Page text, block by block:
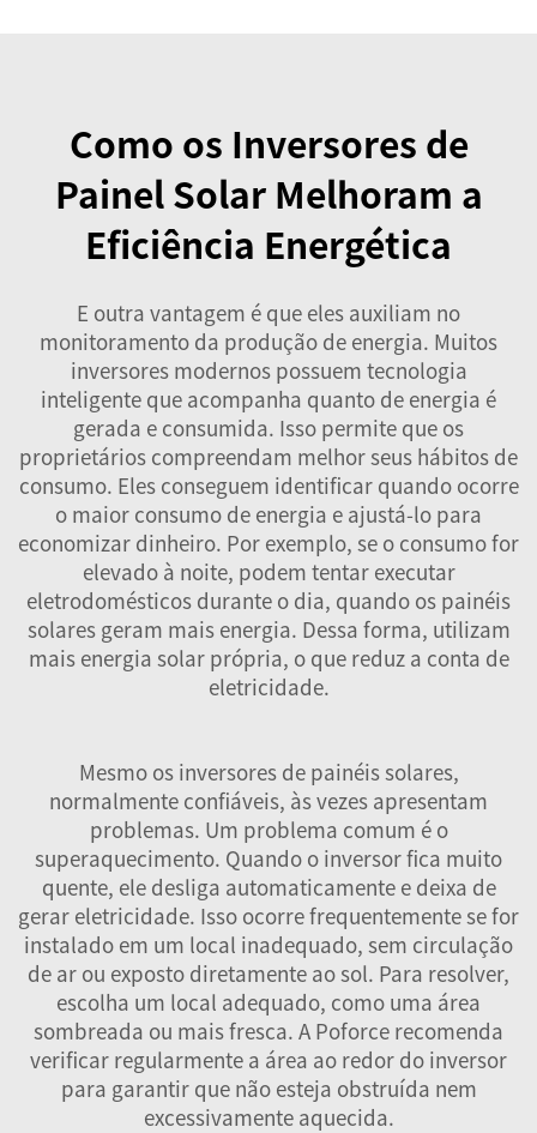
Como os Inversores de
Painel Solar Melhoram a
Eficiência Energética
E outra vantagem é que eles auxiliam no
monitoramento da produção de energia. Muitos
inversores modernos possuem tecnologia
inteligente que acompanha quanto de energia é
gerada e consumida. Isso permite que os
proprietários compreendam melhor seus hábitos de
consumo. Eles conseguem identificar quando ocorre
o maior consumo de energia e ajustá-lo para
economizar dinheiro. Por exemplo, se o consumo for
elevado à noite, podem tentar executar
eletrodomésticos durante o dia, quando os painéis
solares geram mais energia. Dessa forma, utilizam
mais energia solar própria, o que reduz a conta de
eletricidade.
Mesmo os inversores de painéis solares,
normalmente confiáveis, às vezes apresentam
problemas. Um problema comum é o
superaquecimento. Quando o inversor fica muito
quente, ele desliga automaticamente e deixa de
gerar eletricidade. Isso ocorre frequentemente se for
instalado em um local inadequado, sem circulação
de ar ou exposto diretamente ao sol. Para resolver,
escolha um local adequado, como uma área
sombreada ou mais fresca. A Poforce recomenda
verificar regularmente a área ao redor do inversor
para garantir que não esteja obstruída nem
excessivamente aquecida.